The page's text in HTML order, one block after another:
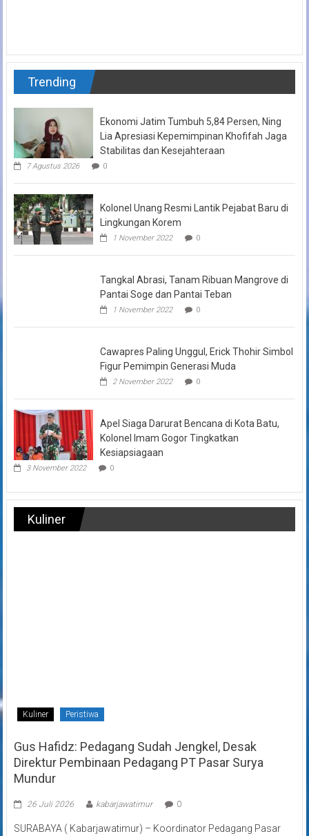
Trending
Ekonomi Jatim Tumbuh 5,84 Persen, Ning
Lia Apresiasi Kepemimpinan Khofifah Jaga
Stabilitas dan Kesejahteraan
7 Agustus 2026 0
Kolonel Unang Resmi Lantik Pejabat Baru di
Lingkungan Korem
1 November 2022 0
Tangkal Abrasi, Tanam Ribuan Mangrove di
Pantai Soge dan Pantai Teban
1 November 2022 0
Cawapres Paling Unggul, Erick Thohir Simbol
Figur Pemimpin Generasi Muda
2 November 2022 0
Apel Siaga Darurat Bencana di Kota Batu,
Kolonel Imam Gogor Tingkatkan
Kesiapsiagaan
3 November 2022 0
Kuliner
Kuliner Peristiwa
Gus Hafidz: Pedagang Sudah Jengkel, Desak
Direktur Pembinaan Pedagang PT Pasar Surya
Mundur
26 Juli 2026 kabarjawatimur 0
SURABAYA ( Kabarjawatimur) – Koordinator Pedagang Pasar